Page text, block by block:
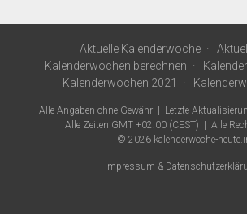
Aktuelle Kalenderwoche
Kalenderwochen berechnen
Kalenderwochen 2021
Alle Angaben ohne Gewähr
Letzte
Alle Zeiten GMT +02:00 (CEST)
Alle
© 2026 kalenderwoche-
Impressum &